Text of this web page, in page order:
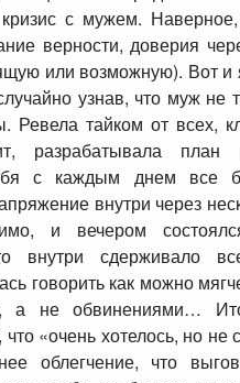
с мужем.
верности, доверия
или возможную). Вот и
узнав, что муж не
Ревела тайком от всех,
разрабатывала план
с каждым днем все
внутри через
и вечером
внутри сдерживало
говорить как можно
а не обвинениями…
«очень хотелось, но не
облегчение, что